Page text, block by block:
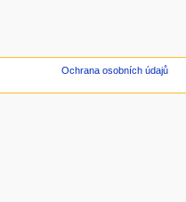
Ochrana osobních údajů